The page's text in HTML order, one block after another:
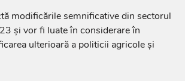
modificările semnificative din sectorul
și vor fi luate în considerare în
ulterioară a politicii agricole și